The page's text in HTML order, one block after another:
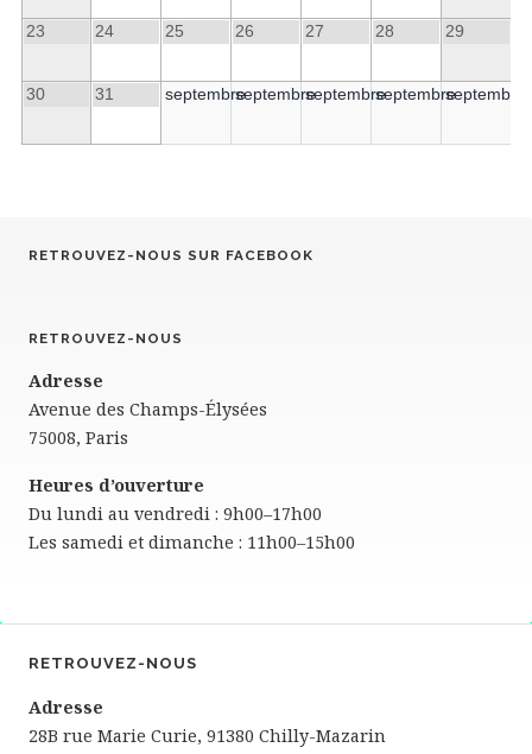
23 24 25 26 27 28 29
30 31 septembreseptembreseptembreseptembreseptembre
RETROUVEZ-NOUS SUR FACEBOOK
RETROUVEZ-NOUS
Adresse
Avenue des Champs-Élysées
75008, Paris
Heures d’ouverture
Du lundi au vendredi : 9h00–17h00
Les samedi et dimanche : 11h00–15h00
RETROUVEZ-NOUS
Adresse
28B rue Marie Curie, 91380 Chilly-Mazarin